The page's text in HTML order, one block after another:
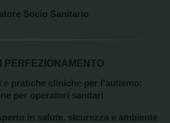
Socio Sanitario
PERFEZIONAMENTO
pratiche cliniche per l’autismo:
per operatori sanitari
in salute, sicurezza e ambiente